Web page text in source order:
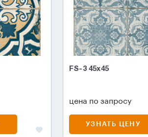
FS-3 45х45
цена по запросу
УЗНАТЬ ЦЕНУ